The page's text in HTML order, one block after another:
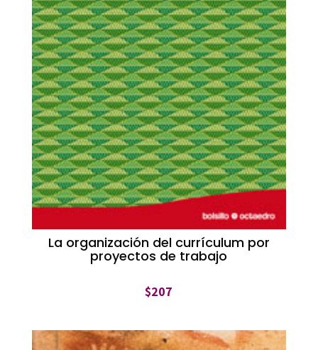
La organización del currículum por
proyectos de trabajo
$207